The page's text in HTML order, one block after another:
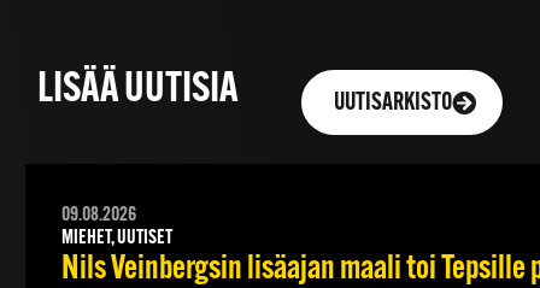
LISÄÄ UUTISIA UUTISARKISTO
09.08.2026
MIEHET, UUTISET
Nils Veinbergsin lisäajan maali toi Tepsille